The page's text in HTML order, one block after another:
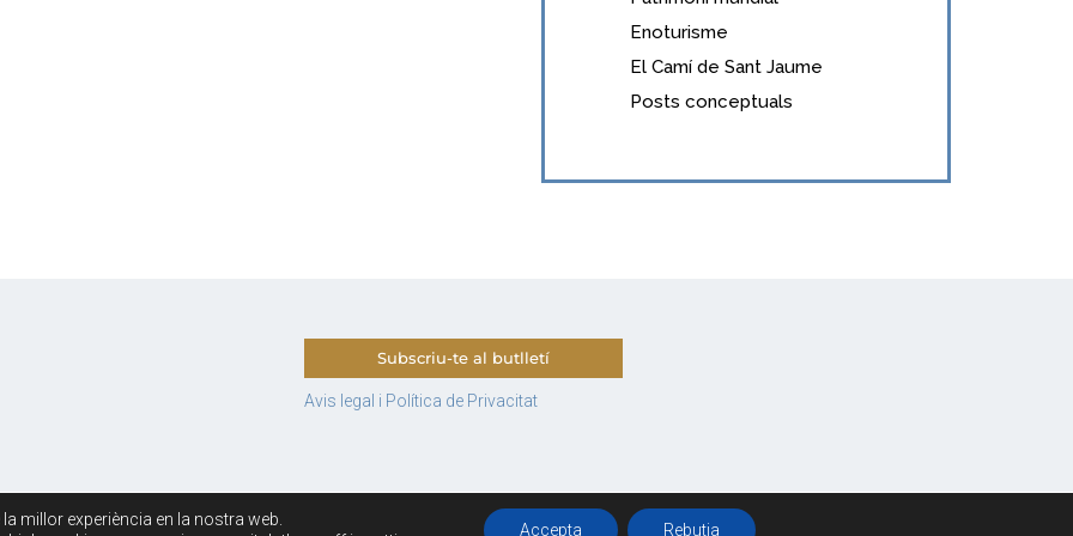
Enoturisme
El Camí de Sant Jaume
Posts conceptuals
Subscriu-te al butlletí
Avis legal i Política de Privacitat
Copyrigth © 2026 · El turista tranquil · Creada por Marta S Roca
millor experiència en la nostra web.
Accepta Rebutja